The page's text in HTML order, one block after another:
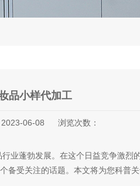
品小样代加工
2023-06-08 浏览次数：
业蓬勃发展。在这个日益竞争激烈
受关注的话题。本文将为您科普